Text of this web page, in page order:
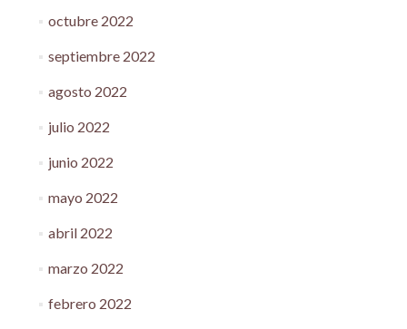
octubre 2022
septiembre 2022
agosto 2022
julio 2022
junio 2022
mayo 2022
abril 2022
marzo 2022
febrero 2022